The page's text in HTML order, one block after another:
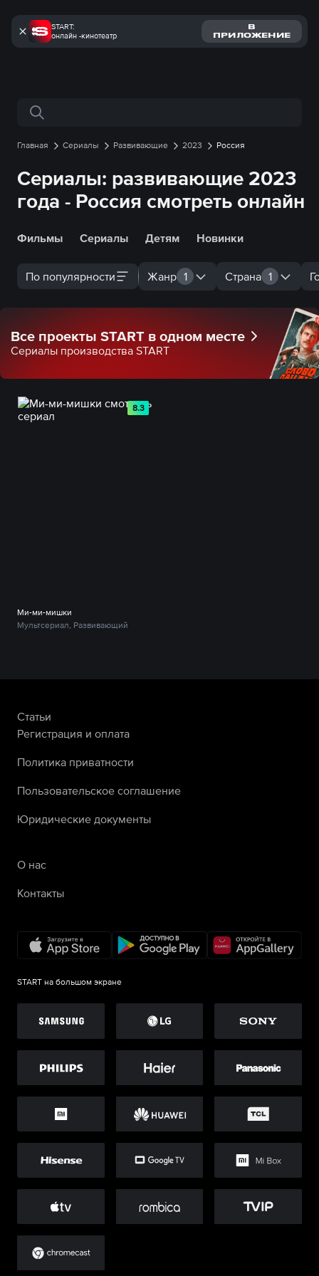
START:
онлайн -кинотеатр
В
ПРИЛОЖЕНИЕ
Поиск по сайту
Главная Сериалы Развивающие 2023 Россия
Сериалы: развивающие 2023
года - Россия смотреть онлайн
Фильмы Сериалы Детям Новинки
По популярности Жанр 1 Страна 1
Все проекты START в одном месте
Сериалы производства START
8.3
Ми-ми-мишки
Мультсериал, Развивающий
Статьи
Регистрация и оплата
Политика приватности
Пользовательское соглашение
Юридические документы
О нас
Контакты
START на большом экране